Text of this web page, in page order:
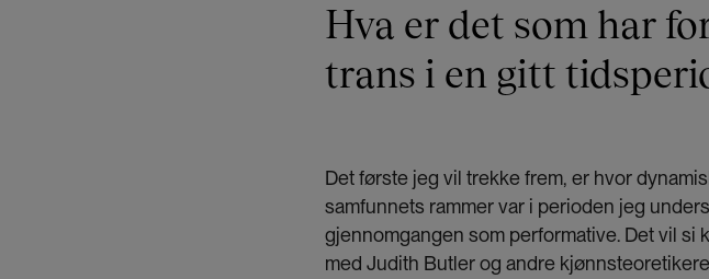
Hva er det som har
trans i en gitt
Det første jeg vil trekke frem, er hvor
samfunnets rammer var i perioden jeg
gjennomgangen som performative. Det vil si
med Judith Butler og andre